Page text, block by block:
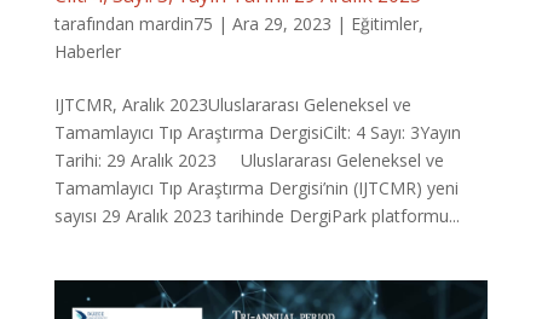
tarafından mardin75 | Ara 29, 2023 | Eğitimler,
Haberler
IJTCMR, Aralık 2023Uluslararası Geleneksel ve
Tamamlayıcı Tıp Araştırma DergisiCilt: 4 Sayı: 3Yayın
Tarihi: 29 Aralık 2023 Uluslararası Geleneksel ve
Tamamlayıcı Tıp Araştırma Dergisi’nin (IJTCMR) yeni
sayısı 29 Aralık 2023 tarihinde DergiPark platformu...